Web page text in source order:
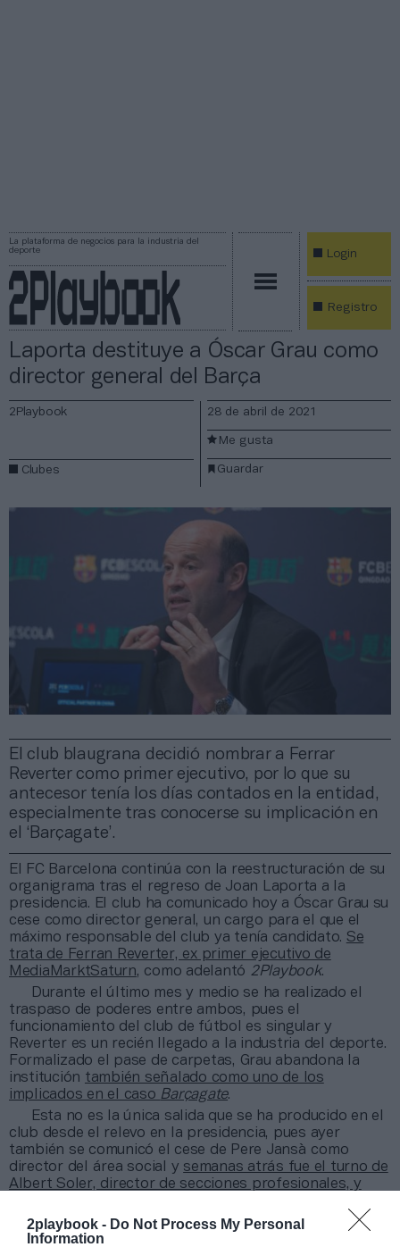
2playbook - Do Not Process My Personal
Information
La plataforma de negocios para la industria del
deporte
Login
Registro
Laporta destituye a Óscar Grau como
director general del Barça
El club blaugrana decidió nombrar a Ferrar
Reverter como primer ejecutivo, por lo que su
antecesor tenía los días contados en la entidad,
especialmente tras conocerse su implicación en
el ‘Barçagate’.
2Playbook
Clubes
28 de abril de 2021
Guardar
Me gusta
El FC Barcelona continúa con la reestructuración de su
organigrama tras el regreso de Joan Laporta a la
presidencia. El club ha comunicado hoy a Óscar Grau su
cese como director general, un cargo para el que el
máximo responsable del club ya tenía candidato. Se
trata de Ferran Reverter, ex primer ejecutivo de
MediaMarktSaturn, como adelantó 2Playbook.
Durante el último mes y medio se ha realizado el
traspaso de poderes entre ambos, pues el
funcionamiento del club de fútbol es singular y
Reverter es un recién llegado a la industria del deporte.
Formalizado el pase de carpetas, Grau abandona la
institución también señalado como uno de los
implicados en el caso Barçagate.
Esta no es la única salida que se ha producido en el
club desde el relevo en la presidencia, pues ayer
también se comunicó el cese de Pere Jansà como
director del área social y semanas atrás fue el turno de
Albert Soler, director de secciones profesionales, y
durante el mandato de Josep Maria Bartomeu.
En cuanto a nuevos ejecutivos, el regreso de